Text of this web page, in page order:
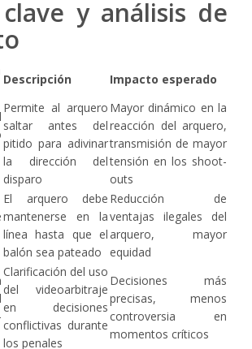
y análisis de
Descripción Impacto esperado
Permite al arquero
saltar antes del
pitido para adivinar
la dirección del
disparo
Mayor dinámico en la
reacción del arquero,
transmisión de mayor
tensión en los shoot-
outs
El arquero debe
mantenerse en la
línea hasta que el
balón sea pateado
Reducción de
ventajas ilegales del
arquero, mayor
equidad
Clarificación del uso
del videoarbitraje
en decisiones
conflictivas durante
los penales
Decisiones más
precisas, menos
controversia en
momentos críticos